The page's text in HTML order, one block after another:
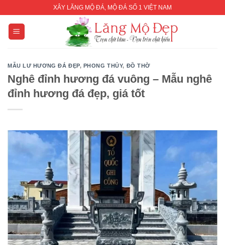
content
XÂY LĂNG MỘ ĐÁ, MỘ ĐÁ SỐ 1 VIỆT NAM
MẪU LƯ HƯƠNG ĐÁ ĐẸP, PHONG THỦY, ĐỒ THỜ
Nghê đỉnh hương đá vuông – Mẫu nghê
đỉnh hương đá đẹp, giá tốt